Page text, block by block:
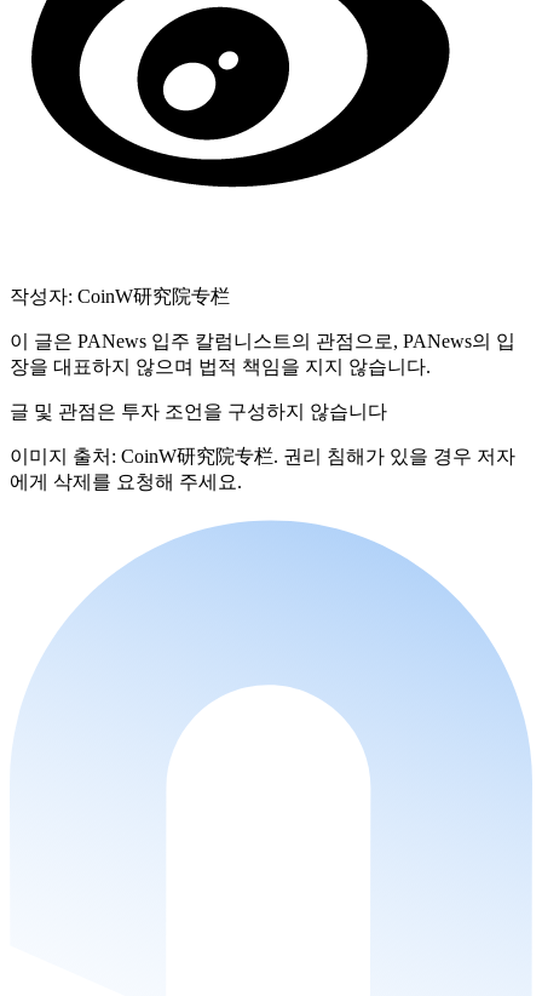
작성자: CoinW研究院专栏
이 글은 PANews 입주 칼럼니스트의 관점으로, PANews의 입
장을 대표하지 않으며 법적 책임을 지지 않습니다.
글 및 관점은 투자 조언을 구성하지 않습니다
이미지 출처: CoinW研究院专栏. 권리 침해가 있을 경우 저자
에게 삭제를 요청해 주세요.